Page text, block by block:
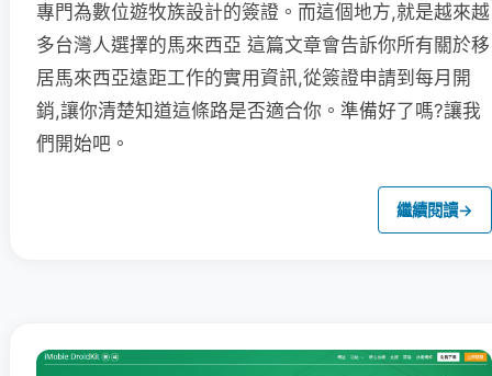
專門為數位遊牧族設計的簽證。而這個地方,就是越來越
多台灣人選擇的馬來西亞 這篇文章會告訴你所有關於移
居馬來西亞遠距工作的實用資訊,從簽證申請到每月開
銷,讓你清楚知道這條路是否適合你。準備好了嗎?讓我
們開始吧。
繼續閱讀→